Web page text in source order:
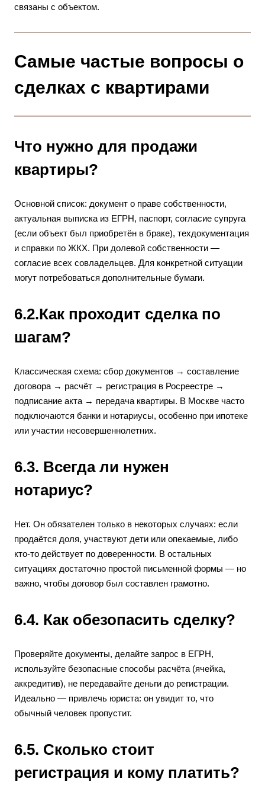
связаны с объектом.
Самые частые вопросы о
сделках с квартирами
Что нужно для продажи
квартиры?
Основной список: документ о праве собственности,
актуальная выписка из ЕГРН, паспорт, согласие супруга
(если объект был приобретён в браке), техдокументация
и справки по ЖКХ. При долевой собственности —
согласие всех совладельцев. Для конкретной ситуации
могут потребоваться дополнительные бумаги.
6.2.Как проходит сделка по
шагам?
Классическая схема: сбор документов → составление
договора → расчёт → регистрация в Росреестре →
подписание акта → передача квартиры. В Москве часто
подключаются банки и нотариусы, особенно при ипотеке
или участии несовершеннолетних.
6.3. Всегда ли нужен
нотариус?
Нет. Он обязателен только в некоторых случаях: если
продаётся доля, участвуют дети или опекаемые, либо
кто-то действует по доверенности. В остальных
ситуациях достаточно простой письменной формы — но
важно, чтобы договор был составлен грамотно.
6.4. Как обезопасить сделку?
Проверяйте документы, делайте запрос в ЕГРН,
используйте безопасные способы расчёта (ячейка,
аккредитив), не передавайте деньги до регистрации.
Идеально — привлечь юриста: он увидит то, что
обычный человек пропустит.
6.5. Сколько стоит
регистрация и кому платить?